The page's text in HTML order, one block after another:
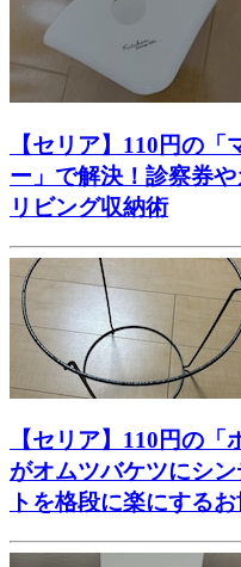
【セリア】110円の
ー」で解決！診察券
リビング収納術
【セリア】110円の「
がオムツバケツにシ
トを格段に楽にする